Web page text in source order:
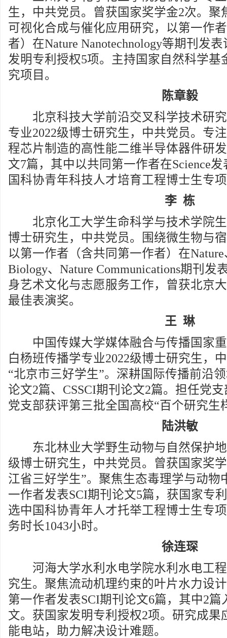
生，中共党员。曾获国家奖学金2次。聚
可视化合成与催化应用研究，以第一作
者）在Nature Nanotechnology等期刊发
发明专利授权5项。主持国家自然科学基
究项目。
陈章毅
北京科技大学前沿交叉科学技术研究
专业2022级博士研究生，中共党员。专
程芯片制造的高性能二维半导体器件研
文7篇，其中以共同第一作者在Science
国科协青年科技人才培育工程博士生专
李 栋
北京化工大学生命科学与技术学院生
博士研究生，中共党员。围绕微生物与
以第一作者（含共同第一作者）在Nature
Biology、Nature Communications期刊发
身艺术文化与志愿服务工作，曾获北京
最佳表演奖。
王 琳
中国传媒大学媒体融合与传播国家重
白杨班传播学专业2022级博士研究生，
“北京市三好学生”。深耕国际传播前沿
论文2篇、CSSCI期刊论文2篇。担任党
党支部获评第三批全国高校“百个研究生
陆洪敏
东北林业大学野生动物与自然保护地
级博士研究生，中共党员。曾获国家奖
江省三好学生”。聚焦生态毒理学与动物
一作者发表SCI期刊论文5篇，获国家专
选中国科协青年人才托举工程博士生专
务时长1043小时。
徐连琛
河海大学水利水电学院水利水电工程
究生。聚焦流动机理约束的叶片水力设
第一作者发表SCI期刊论文6篇，其中2篇
文。获国家发明专利授权2项。研究成果
能电站，助力解决设计难题。